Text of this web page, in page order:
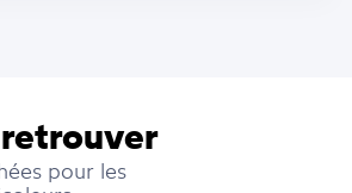
pour les